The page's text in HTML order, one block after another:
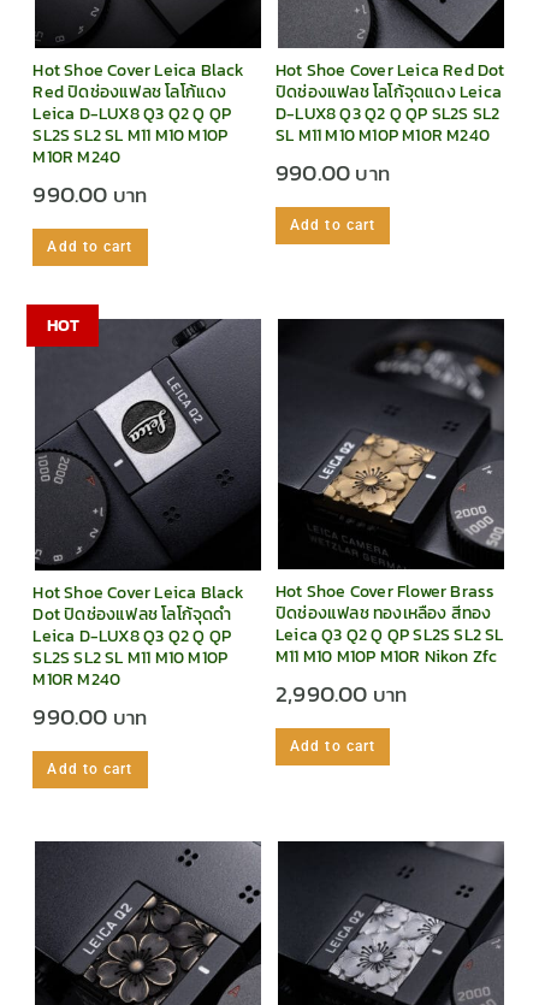
Hot Shoe Cover Leica Black
Red ปิดช่องแฟลช โลโก้แดง
Leica D-LUX8 Q3 Q2 Q QP
SL2S SL2 SL M11 M10 M10P
M10R M240
990.00
Add to cart
Hot Shoe Cover Leica Red Dot
ปิดช่องแฟลช โลโก้จุดแดง Leica
D-LUX8 Q3 Q2 Q QP SL2S SL2
SL M11 M10 M10P M10R M240
990.00
Add to cart
HOT
Hot Shoe Cover Leica Black
Dot ปิดช่องแฟลช โลโก้จุดดำ
Leica D-LUX8 Q3 Q2 Q QP
SL2S SL2 SL M11 M10 M10P
M10R M240
990.00
Add to cart
Hot Shoe Cover Flower Brass
ปิดช่องแฟลช ทองเหลือง สีทอง
Leica Q3 Q2 Q QP SL2S SL2 SL
M11 M10 M10P M10R Nikon Zfc
2,990.00
Add to cart